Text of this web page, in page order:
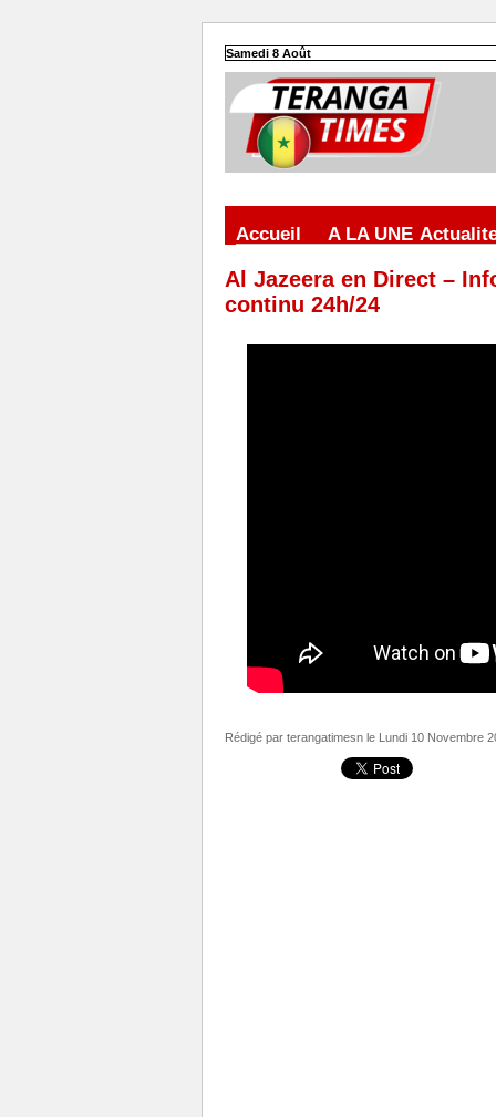
Samedi 8 Août
Accueil A LA UNE
Al Jazeera en Direct –
continu 24h/24
Rédigé par terangatimesnle Lundi 10 Novembre